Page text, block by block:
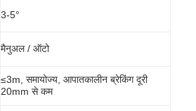
3-5°
मैनुअल / ऑटो
≤3m, समायोज्य, आपातकालीन ब्रेकिंग दूरी
20mm से कम